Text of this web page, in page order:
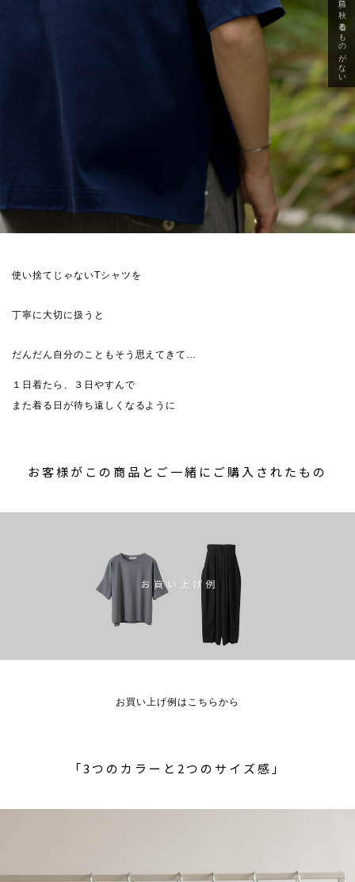
使い捨てじゃないTシャツを
丁寧に大切に扱うと
だんだん自分のこともそう思えてきて…
１日着たら、３日やすんで
また着る日が待ち遠しくなるように
お客様がこの商品とご一緒にご購入されたもの
お買い上げ例はこちらから
「3つのカラーと2つのサイズ感」
急に秋、着るものがない